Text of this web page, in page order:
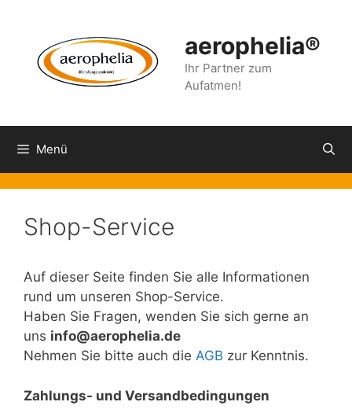
springen
aerophelia®
Ihr Partner zum
Aufatmen!
Menü
Shop-Service
Auf dieser Seite finden Sie alle Informationen
rund um unseren Shop-Service.
Haben Sie Fragen, wenden Sie sich gerne an
uns info@aerophelia.de
Nehmen Sie bitte auch die AGB zur Kenntnis.
Zahlungs- und Versandbedingungen